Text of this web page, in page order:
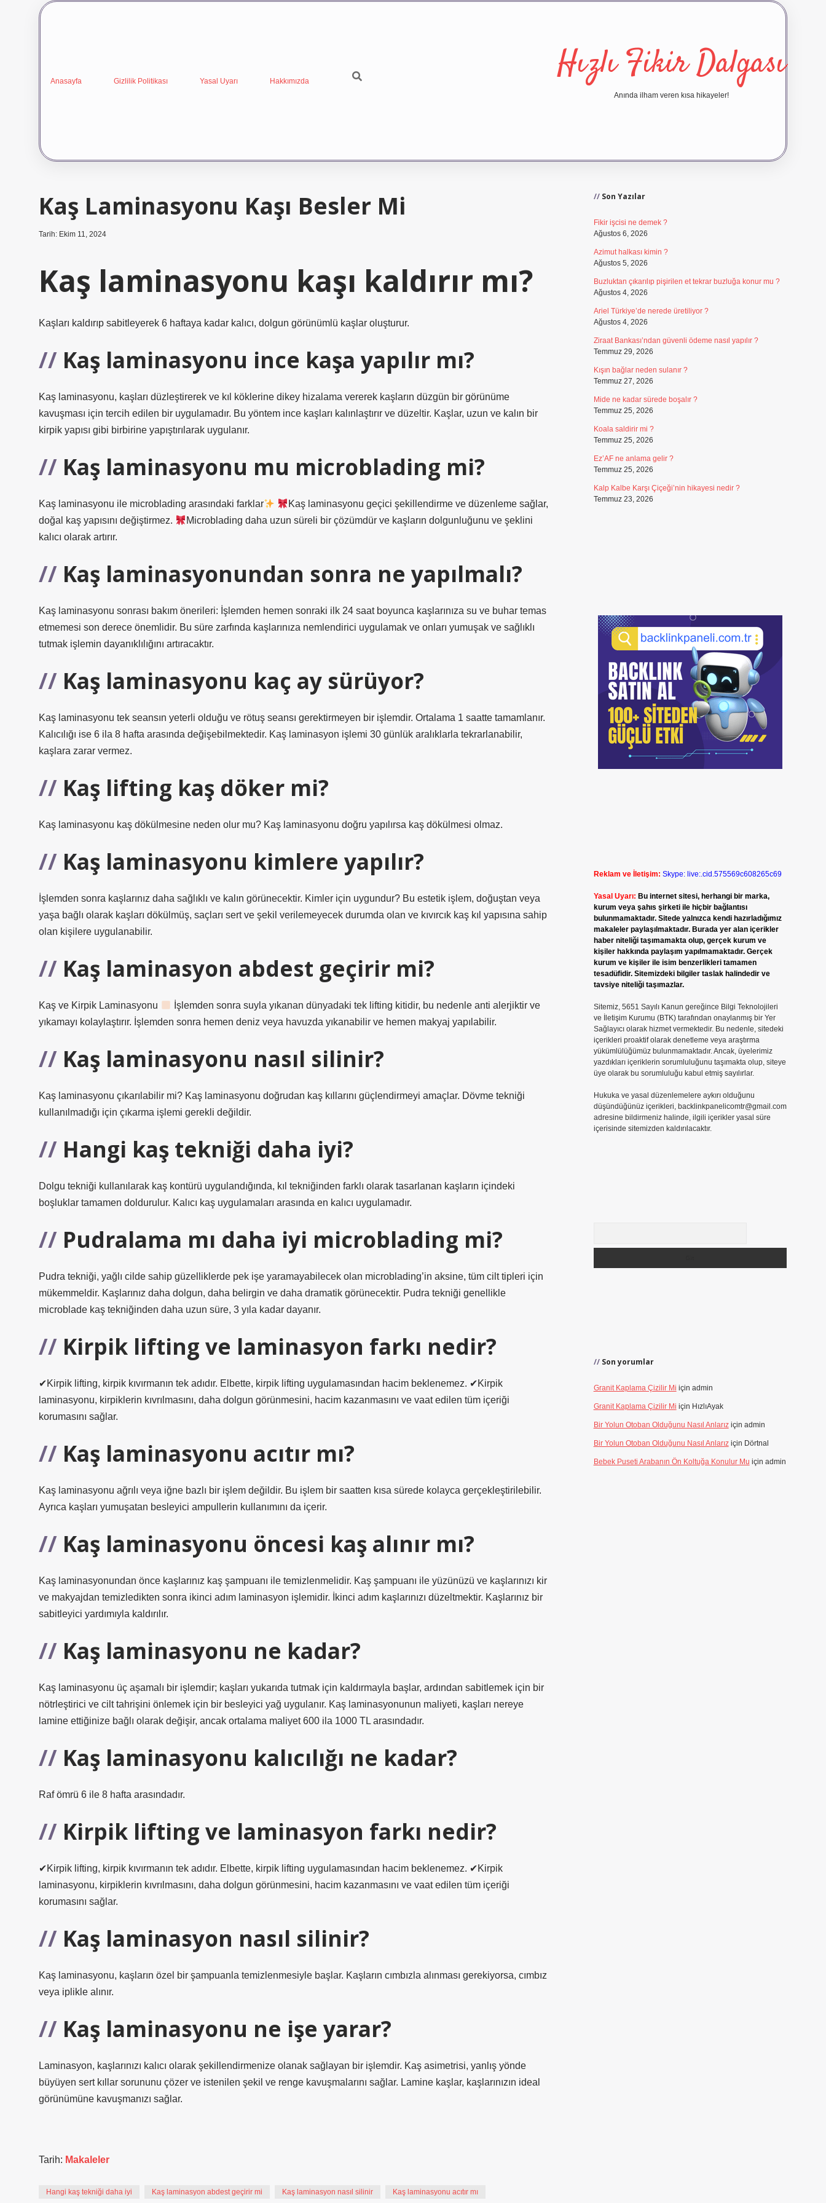
Anasayfa Gizlilik Politikası Yasal Uyarı Hakkımızda Hızlı Fikir Dalgası
Anında ilham veren kısa hikayeler!
Kaş Laminasyonu Kaşı Besler Mi
Tarih: Ekim 11, 2024
Kaş laminasyonu kaşı kaldırır mı?
Kaşları kaldırıp sabitleyerek 6 haftaya kadar kalıcı, dolgun görünümlü kaşlar oluşturur.
Kaş laminasyonu ince kaşa yapılır mı?
Kaş laminasyonu, kaşları düzleştirerek ve kıl köklerine dikey hizalama vererek kaşların düzgün bir görünüme
kavuşması için tercih edilen bir uygulamadır. Bu yöntem ince kaşları kalınlaştırır ve düzeltir. Kaşlar, uzun ve kalın bir
kirpik yapısı gibi birbirine yapıştırılarak uygulanır.
Kaş laminasyonu mu microblading mi?
Kaş laminasyonu ile microblading arasındaki farklar
Kaş laminasyonu geçici şekillendirme ve düzenleme sağlar,
doğal kaş yapısını değiştirmez.
Microblading daha uzun süreli bir çözümdür ve kaşların dolgunluğunu ve şeklini
kalıcı olarak artırır.
Kaş laminasyonundan sonra ne yapılmalı?
Kaş laminasyonu sonrası bakım önerileri: İşlemden hemen sonraki ilk 24 saat boyunca kaşlarınıza su ve buhar temas
etmemesi son derece önemlidir. Bu süre zarfında kaşlarınıza nemlendirici uygulamak ve onları yumuşak ve sağlıklı
tutmak işlemin dayanıklılığını artıracaktır.
Kaş laminasyonu kaç ay sürüyor?
Kaş laminasyonu tek seansın yeterli olduğu ve rötuş seansı gerektirmeyen bir işlemdir. Ortalama 1 saatte tamamlanır.
Kalıcılığı ise 6 ila 8 hafta arasında değişebilmektedir. Kaş laminasyon işlemi 30 günlük aralıklarla tekrarlanabilir,
kaşlara zarar vermez.
Kaş lifting kaş döker mi?
Kaş laminasyonu kaş dökülmesine neden olur mu? Kaş laminasyonu doğru yapılırsa kaş dökülmesi olmaz.
Kaş laminasyonu kimlere yapılır?
İşlemden sonra kaşlarınız daha sağlıklı ve kalın görünecektir. Kimler için uygundur? Bu estetik işlem, doğuştan veya
yaşa bağlı olarak kaşları dökülmüş, saçları sert ve şekil verilemeyecek durumda olan ve kıvırcık kaş kıl yapısına sahip
olan kişilere uygulanabilir.
Kaş laminasyon abdest geçirir mi?
Kaş ve Kirpik Laminasyonu
İşlemden sonra suyla yıkanan dünyadaki tek lifting kitidir, bu nedenle anti alerjiktir ve
yıkamayı kolaylaştırır. İşlemden sonra hemen deniz veya havuzda yıkanabilir ve hemen makyaj yapılabilir.
Kaş laminasyonu nasıl silinir?
Kaş laminasyonu çıkarılabilir mi? Kaş laminasyonu doğrudan kaş kıllarını güçlendirmeyi amaçlar. Dövme tekniği
kullanılmadığı için çıkarma işlemi gerekli değildir.
Hangi kaş tekniği daha iyi?
Dolgu tekniği kullanılarak kaş kontürü uygulandığında, kıl tekniğinden farklı olarak tasarlanan kaşların içindeki
boşluklar tamamen doldurulur. Kalıcı kaş uygulamaları arasında en kalıcı uygulamadır.
Pudralama mı daha iyi microblading mi?
Pudra tekniği, yağlı cilde sahip güzelliklerde pek işe yaramayabilecek olan microblading’in aksine, tüm cilt tipleri için
mükemmeldir. Kaşlarınız daha dolgun, daha belirgin ve daha dramatik görünecektir. Pudra tekniği genellikle
microblade kaş tekniğinden daha uzun süre, 3 yıla kadar dayanır.
Kirpik lifting ve laminasyon farkı nedir?
✔Kirpik lifting, kirpik kıvırmanın tek adıdır. Elbette, kirpik lifting uygulamasından hacim beklenemez. ✔Kirpik
laminasyonu, kirpiklerin kıvrılmasını, daha dolgun görünmesini, hacim kazanmasını ve vaat edilen tüm içeriği
korumasını sağlar.
Kaş laminasyonu acıtır mı?
Kaş laminasyonu ağrılı veya iğne bazlı bir işlem değildir. Bu işlem bir saatten kısa sürede kolayca gerçekleştirilebilir.
Ayrıca kaşları yumuşatan besleyici ampullerin kullanımını da içerir.
Kaş laminasyonu öncesi kaş alınır mı?
Kaş laminasyonundan önce kaşlarınız kaş şampuanı ile temizlenmelidir. Kaş şampuanı ile yüzünüzü ve kaşlarınızı kir
ve makyajdan temizledikten sonra ikinci adım laminasyon işlemidir. İkinci adım kaşlarınızı düzeltmektir. Kaşlarınız bir
sabitleyici yardımıyla kaldırılır.
Kaş laminasyonu ne kadar?
Kaş laminasyonu üç aşamalı bir işlemdir; kaşları yukarıda tutmak için kaldırmayla başlar, ardından sabitlemek için bir
nötrleştirici ve cilt tahrişini önlemek için bir besleyici yağ uygulanır. Kaş laminasyonunun maliyeti, kaşları nereye
lamine ettiğinize bağlı olarak değişir, ancak ortalama maliyet 600 ila 1000 TL arasındadır.
Kaş laminasyonu kalıcılığı ne kadar?
Raf ömrü 6 ile 8 hafta arasındadır.
Kirpik lifting ve laminasyon farkı nedir?
✔Kirpik lifting, kirpik kıvırmanın tek adıdır. Elbette, kirpik lifting uygulamasından hacim beklenemez. ✔Kirpik
laminasyonu, kirpiklerin kıvrılmasını, daha dolgun görünmesini, hacim kazanmasını ve vaat edilen tüm içeriği
korumasını sağlar.
Kaş laminasyon nasıl silinir?
Kaş laminasyonu, kaşların özel bir şampuanla temizlenmesiyle başlar. Kaşların cımbızla alınması gerekiyorsa, cımbız
veya iplikle alınır.
Kaş laminasyonu ne işe yarar?
Laminasyon, kaşlarınızı kalıcı olarak şekillendirmenize olanak sağlayan bir işlemdir. Kaş asimetrisi, yanlış yönde
büyüyen sert kıllar sorununu çözer ve istenilen şekil ve renge kavuşmalarını sağlar. Lamine kaşlar, kaşlarınızın ideal
görünümüne kavuşmanızı sağlar.
Tarih: Makaleler
Hangi kaş tekniği daha iyi Kaş laminasyon abdest geçirir mi Kaş laminasyon nasıl silinir Kaş laminasyonu acıtır mı
Son Yazılar
Fikir işcisi ne demek ?
Ağustos 6, 2026
Azimut halkası kimin ?
Ağustos 5, 2026
Buzluktan çıkarılıp pişirilen et tekrar buzluğa konur mu ?
Ağustos 4, 2026
Ariel Türkiye’de nerede üretiliyor ?
Ağustos 4, 2026
Ziraat Bankası’ndan güvenli ödeme nasıl yapılır ?
Temmuz 29, 2026
Kışın bağlar neden sulanır ?
Temmuz 27, 2026
Mide ne kadar sürede boşalır ?
Temmuz 25, 2026
Koala saldirir mi ?
Temmuz 25, 2026
Ez’AF ne anlama gelir ?
Temmuz 25, 2026
Kalp Kalbe Karşı Çiçeği’nin hikayesi nedir ?
Temmuz 23, 2026
Reklam ve İletişim: Skype: live:.cid.575569c608265c69
Yasal Uyarı: Bu internet sitesi, herhangi bir marka,
kurum veya şahıs şirketi ile hiçbir bağlantısı
bulunmamaktadır. Sitede yalnızca kendi hazırladığımız
makaleler paylaşılmaktadır. Burada yer alan içerikler
haber niteliği taşımamakta olup, gerçek kurum ve
kişiler hakkında paylaşım yapılmamaktadır. Gerçek
kurum ve kişiler ile isim benzerlikleri tamamen
tesadüfidir. Sitemizdeki bilgiler taslak halindedir ve
tavsiye niteliği taşımazlar.
Sitemiz, 5651 Sayılı Kanun gereğince Bilgi Teknolojileri
ve İletişim Kurumu (BTK) tarafından onaylanmış bir Yer
Sağlayıcı olarak hizmet vermektedir. Bu nedenle, sitedeki
içerikleri proaktif olarak denetleme veya araştırma
yükümlülüğümüz bulunmamaktadır. Ancak, üyelerimiz
yazdıkları içeriklerin sorumluluğunu taşımakta olup, siteye
üye olarak bu sorumluluğu kabul etmiş sayılırlar.
Hukuka ve yasal düzenlemelere aykırı olduğunu
düşündüğünüz içerikleri, backlinkpanelicomtr@gmail.com
adresine bildirmeniz halinde, ilgili içerikler yasal süre
içerisinde sitemizden kaldırılacaktır.
Son yorumlar
Granit Kaplama Çizilir Mi için admin
Granit Kaplama Çizilir Mi için HızlıAyak
Bir Yolun Otoban Olduğunu Nasıl Anlarıziçin admin
Bir Yolun Otoban Olduğunu Nasıl Anlarıziçin Dörtnal
Bebek Puseti Arabanın Ön Koltuğa Konulur Mu için admin